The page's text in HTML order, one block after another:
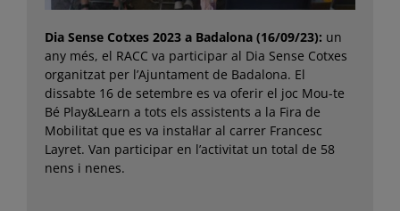
Dia Sense Cotxes 2023 a Badalona (16/09/23): un
any més, el RACC va participar al Dia Sense Cotxes
organitzat per l’Ajuntament de Badalona. El
dissabte 16 de setembre es va oferir el joc Mou-te
Bé Play&Learn a tots els assistents a la Fira de
Mobilitat que es va instal·lar al carrer Francesc
Layret. Van participar en l’activitat un total de 58
nens i nenes.